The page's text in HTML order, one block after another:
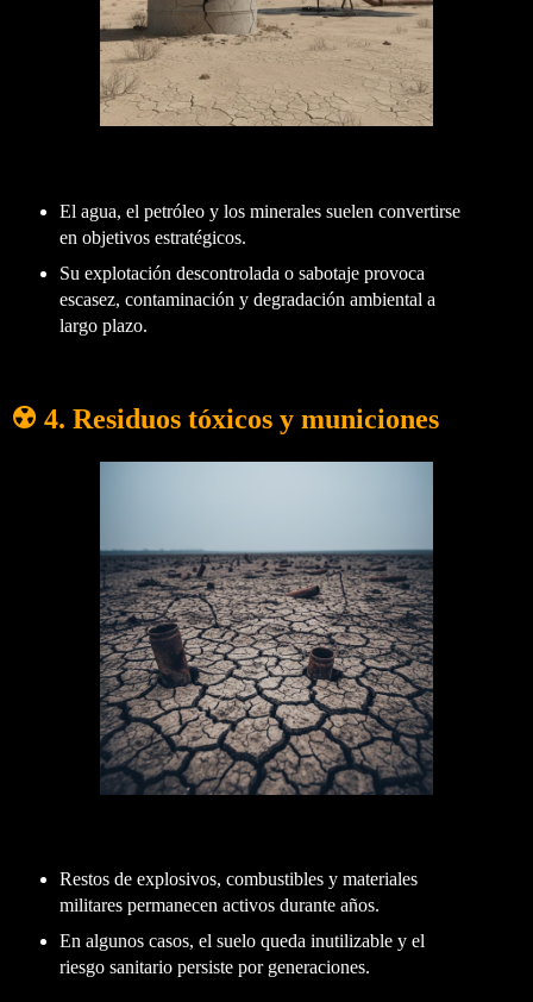
El agua, el petróleo y los minerales suelen convertirse
en objetivos estratégicos.
Su explotación descontrolada o sabotaje provoca
escasez, contaminación y degradación ambiental a
largo plazo.
☢️ 4. Residuos tóxicos y municiones
Restos de explosivos, combustibles y materiales
militares permanecen activos durante años.
En algunos casos, el suelo queda inutilizable y el
riesgo sanitario persiste por generaciones.